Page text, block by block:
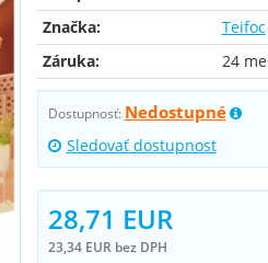
Značka:
Teifoc
Záruka:
24
Dostupnosť: Nedostupné
Sledovať dostupnost
28,71 EUR
23,34 EUR bez DPH